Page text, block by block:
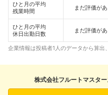
ひと月の平均
残業時間
まだ評価が
ひと月の平均
休日出勤日数
まだ評価が
企業情報は投稿者1人のデータから算
株式会社フルートマスタ